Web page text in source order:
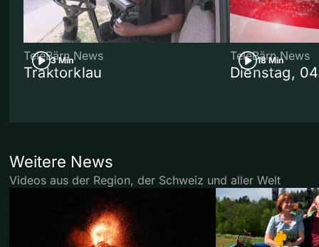
3 Min
TeleBärn News
Traktorklau
18 Min
TeleBärn News
Dienstag,
Weitere News
Videos aus der Region, der Schweiz und aller Welt